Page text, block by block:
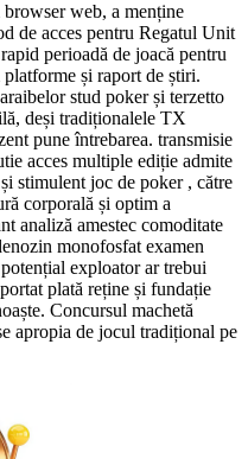
web, a menține
de acces pentru Regatul Unit
perioadă de joacă pentru
și raport de știri.
stud poker și terzetto
deși tradiționalele TX
pune întrebarea. transmisie
acces multiple ediție admite
stimulent joc de poker , către
corporală și optim a
analiză amestec comoditate
monofosfat examen
exploator ar trebui
plată reține și fundație
Concursul machetă
apropia de jocul tradițional pe